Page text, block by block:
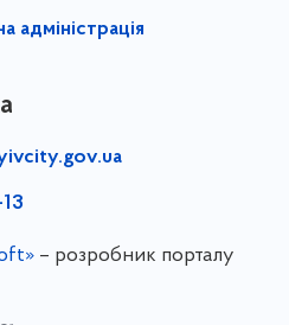
адміністрація
– розробник порталу